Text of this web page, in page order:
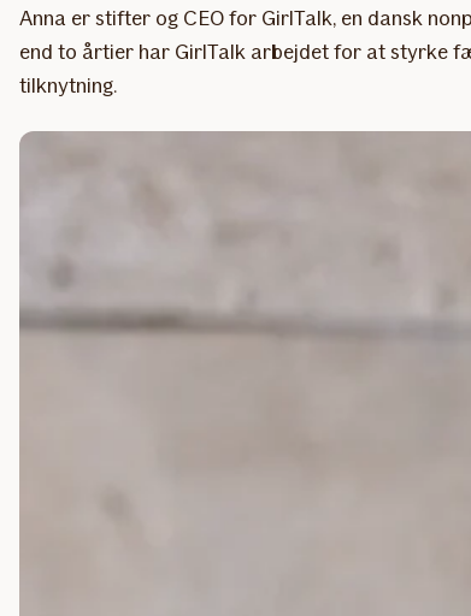
Anna er stifter og CEO for GirlTalk, en dansk
end to årtier har GirlTalk arbejdet for at styrke
tilknytning.